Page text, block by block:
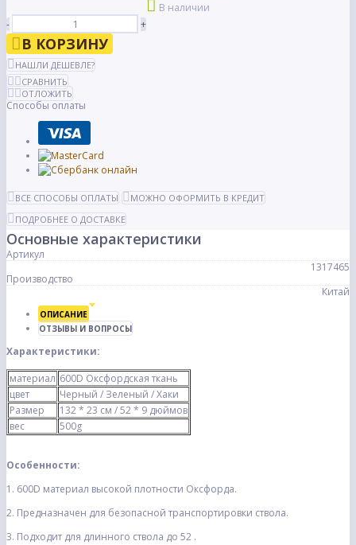
В наличии
-
+
В КОРЗИНУ
НАШЛИ ДЕШЕВЛЕ?
СРАВНИТЬ
ОТЛОЖИТЬ
Способы оплаты
ВСЕ СПОСОБЫ ОПЛАТЫ
МОЖНО ОФОРМИТЬ В КРЕДИТ
ПОДРОБНЕЕ О ДОСТАВКЕ
Основные характеристики
Артикул
1317465
Производство
Китай
ОПИСАНИЕ
ОТЗЫВЫ И ВОПРОСЫ
Характеристики:
материал 600D Оксфордская ткань
цвет
Черный / Зеленый / Хаки
Размер
132 * 23 см / 52 * 9 дюймов
вес
500g
Особенности:
1. 600D материал высокой плотности Оксфорда.
2. Предназначен для безопасной транспортировки ствола.
3. Подходит для длинного ствола до 52 .